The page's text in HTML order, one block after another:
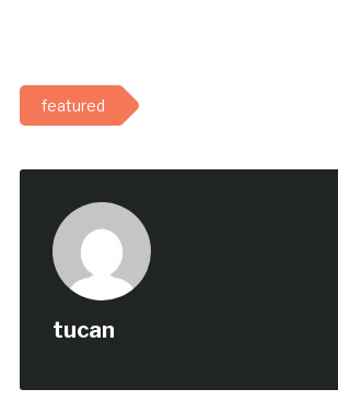
featured
tucan